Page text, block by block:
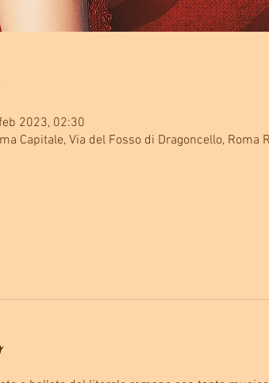
2023, 02:30
Capitale, Via del Fosso di Dragoncello, Roma